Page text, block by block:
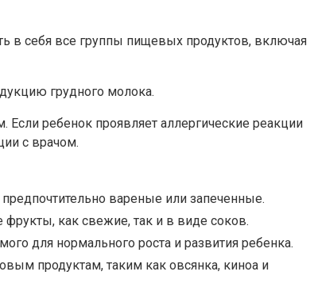
в себя все группы пищевых продуктов, включая
грудного молока.
ребенок проявляет аллергические реакции
с врачом.
вареные или запеченные.
как свежие, так и в виде соков.
для нормального роста и развития ребенка.
продуктам, таким как овсянка, киноа и